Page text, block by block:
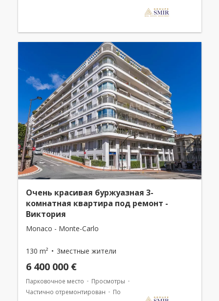
Очень красивая буржуазная 3-
комнатная квартира под ремонт -
Виктория
Monaco - Monte-Carlo
130 m² 3местные жители
6 400 000 €
Парковочное место
Просмотры
Частично отремонтирован
Погреб